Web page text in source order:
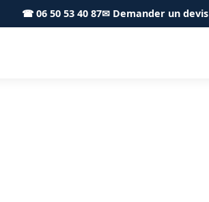
☎ 06 50 53 40 87✉ Demander un devis